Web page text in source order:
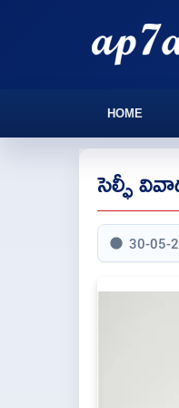
HOME
సెల్ఫీ
30-05-